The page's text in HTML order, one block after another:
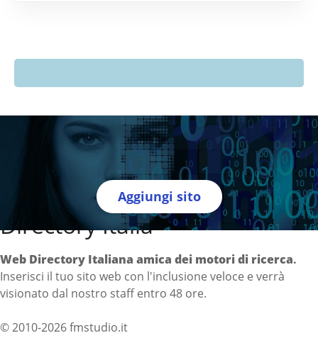
Aggiungi sito
Directory Italia
Web Directory Italiana amica dei motori di ricerca.
Inserisci il tuo sito web con l'inclusione veloce e verrà
visionato dal nostro staff entro 48 ore.
© 2010-2026 fmstudio.it